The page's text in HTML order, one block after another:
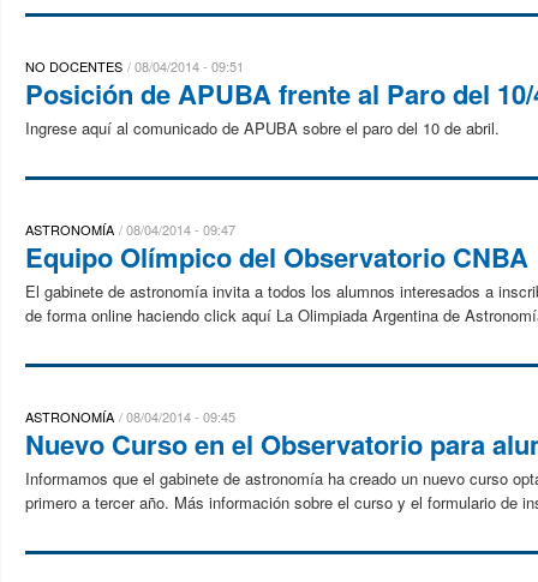
NO DOCENTES 08/04/2014 - 09:51
Posición de APUBA frente al Paro del
Ingrese aquí al comunicado de APUBA sobre el paro del 10 de abril.
ASTRONOMÍA 08/04/2014 - 09:47
Equipo Olímpico del Observatorio CNBA
El gabinete de astronomía invita a todos los alumnos interesados a
de forma online haciendo click aquí La Olimpiada Argentina de
ASTRONOMÍA 08/04/2014 - 09:45
Nuevo Curso en el Observatorio para
Informamos que el gabinete de astronomía ha creado un nuevo curso
primero a tercer año. Más información sobre el curso y el formulario de